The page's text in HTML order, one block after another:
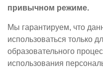
привычном режиме.
Мы гарантируем, что
использоваться только
образовательного
использования